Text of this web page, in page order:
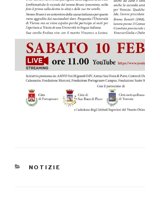
CATEGORIE
NOTIZIE